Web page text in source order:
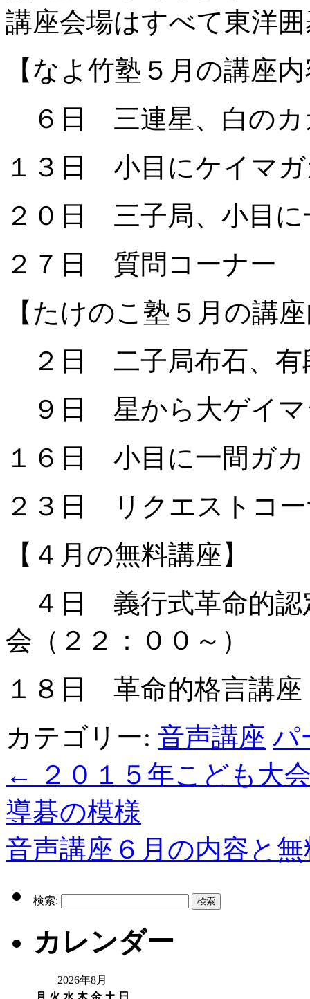
講座会場はすべて東洋
【なよ竹塾５月の講座
６日 三連星、白のカ
１３日 小目にケイマ
２０日 三子局、小目
２７日 質問コーナー
【たけのこ塾５月の講
２日 二子局布石、有
９日 星から大ゲイマ
１６日 小目に一間ガ
２３日 リクエストコ
【４月の無料講座】
４日 義行式革命的認
会（２２：００～）
１８日 革命的格言講座
カテゴリー: 音声講座 パ
←
２０１５年こども大
導碁の模様
音声講座６月の内容と
検索:
カレンダー
2026年8月